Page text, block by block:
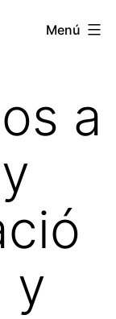
Menú
a
y